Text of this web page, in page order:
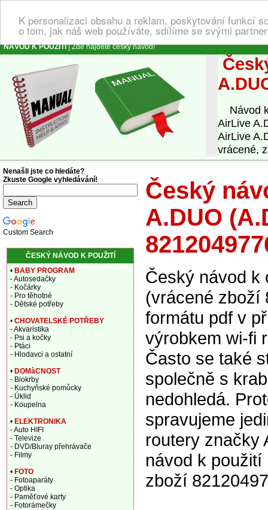
K personalizaci obsahu a reklam, poskytování funkcí
o tom, jak náš web používáte, sdílíme se svými
NÁVOD K POUŽITÍ| Zde najdete český návod!
Návod k
AirLive
AirLive
vrácené,
Český
A.DUO
Český návod k
(vrácené zboží
formátu pdf v
výrobkem wi-fi
Často se také
společně s
nedohledá.
spravujeme
routery značky
návod k použití
zboží
Nenašli jste co hledáte?
Zkuste Google vyhledávání!
Custom Search
ČESKÝ NÁVOD K POUŽITÍ
• BABY PROGRAM
- Autosedačky
- Kočárky
- Pro těhotné
- Dětské potřeby
• CHOVATELSKÉ POTŘEBY
- Akvaristika
- Psi a kočky
- Ptáci
- Hlodavci a ostatní
• DOMàCNOST
- Biokrby
- Kuchyňské pomůcky
- Úklid
- Koupelna
• ELEKTRONIKA
- Auto HIFI
- Televize
- DVD/Bluray přehrávače
- Filmy
• FOTO
- Fotoaparáty
- Optika
- Paměťové karty
- Fotorámečky